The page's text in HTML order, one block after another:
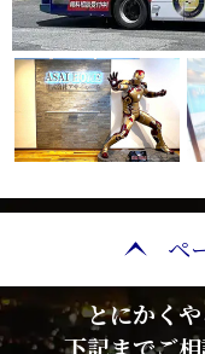
ペ
とにかく
下記までご